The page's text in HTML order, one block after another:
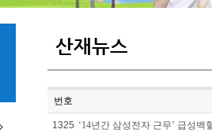
산재뉴스
번호
1325 ‘14년간 삼성전자 근무’ 급성